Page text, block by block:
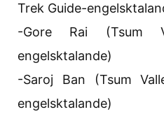
Trek Guide-
-Gore Rai (Tsum
engelsktalande)
-Saroj Ban (Tsum
engelsktalande)